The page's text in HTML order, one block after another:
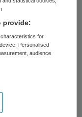
voor
nieuwe
van 2020
plan is dat
provide:
for
Personalised
audience